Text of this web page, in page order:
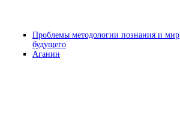
Проблемы методологии познания и мир
будущего
Аганин